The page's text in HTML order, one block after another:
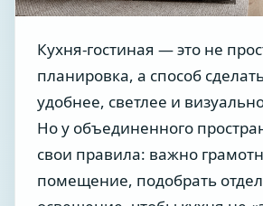
Кухня-гостиная — это не
планировка, а способ
удобнее, светлее и
Но у объединенного
свои правила: важно
помещение, подобрать